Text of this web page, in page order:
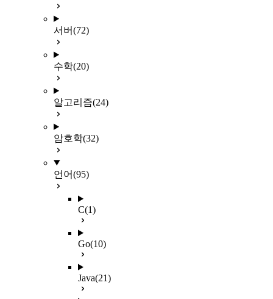
서버(72)
수학(20)
알고리즘(24)
암호학(32)
언어(95)
C(1)
Go(10)
Java(21)